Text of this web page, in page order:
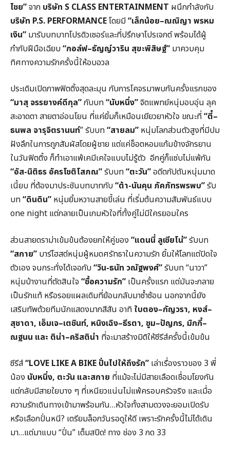
ไชย”จาก บริษัท S CLASS ENTERTAINMENT ผนึกกำลังกับ
บริษัท P.S. PERFORMANCEโดยมี“เล็กน้อย–ณณิญา พรหม
เงิน” มารับบทบาทโปรดิวเซอร์และที่ปรึกษาโปรเจกต์ พร้อมได้ผู้
กำกับฝีมือเฉียบ“กอล์ฟ–ธัญญ์วาริน สุขะพิสิษฐ์” มาควบคุม
ทิศทางความรักครั้งนี้ให้อบอวล
ประเดิมเปิดภาพฟิตติ้งสุดละมุน กับการโคจรมาพบกันครั้งแรกของ
“มาสุ จรรยางค์ดีกุล”กับบท“นับหนึ่ง”จิตแพทย์หนุ่มอบอุ่น ลุค
สะอาดตา สายตาอ่อนโยน ที่แค่ยิ้มก็เหมือนเยียวยาหัวใจ ขณะที่“ตี๋–
ธนพล จารุจิตรานนท์” รับบท“สายลม” หนุ่มโลกส่วนตัวสูงที่มีปม
ฝังลึกในการถูกสัมผัสโดยผู้ชาย แต่แค่ช็อตหอมแก้มข้างจักรยาน
ในวันฟิตติ้ง ก็ทำเอาแพ้เคมีเคใจแบบไม่รู้ตัว อีกคู่ก็แซ่บไม่แพ้กัน
“อัส-นิติธร อัครโชติโสภณ”รับบท“ตะวัน”อดีตกัปตันหนุ่มมาด
เนี้ยบ ที่ต้องมาประชันบทบาทกับ“ต้า-นันคุน ภัคภัทรพรพบ”รับ
บท“ดินดิน” หนุ่มยิ้มหวานสายขี้เล่น ที่เริ่มต้นความสัมพันธ์แบบ
one night แต่กลายเป็นเกมหัวใจที่ทั้งคู่ไม่มีใครยอมใคร
ส่วนสายดราม่าเข้มข้นต้องยกให้คู่ของ “แดนนี่ ลูเซียโน่”รับบท
“สกาย” บาร์โฮสต์หนุ่มผู้หมดศรัทธาในความรัก ยิ้มให้โลกแต่ปิดใจ
ตัวเอง จนกระทั่งได้เจอกับ“วิน-ธนัท วณัฐพงศ์”รับบท “นาวา”
หนุ่มบ้างานที่ตัดสินใจ “ซื้อความรัก” เป็นครั้งแรก แต่มันจะกลาย
เป็นรักแท้ หรือรอยแผลเดิมที่ย้อนกลับมาซ้ำซ้อน นอกจากนี้ยัง
เสริมทัพด้วยทีมนักแสดงมากสีสัน อาทิ ใบตอง–กัญวรา, หงส์–
สุชาดา, เอ็มเจ–เตชินท์, หนิงเฉิง–ธีรตา, ซูม–ปัญกร, มิกกี้–
ณฐนน และ ติน่า–คริสติน่า ที่จะมาสร้างมิติให้ซีรีส์ครั้งนี้เข้มข้น
ซีรีส์“LOVE LIKE A BIKE ปั่นไปให้ถึงรัก” เล่าเรื่องราวของ 3 พี่
น้อง นับหนึ่ง, ตะวัน และสกาย ที่แม้จะไม่มีสายเลือดเชื่อมโยงกัน
แต่กลับมีสายใยบาง ๆ ที่เหนียวแน่นไม่แพ้ครอบครัวจริง และเมื่อ
ความรักเดินทางเข้ามาพร้อมกัน…หัวใจทั้งสามดวงจะยอมเปิดรับ
หรือเลือกปั่นหนี? เตรียมล็อกวันรอดูให้ดี เพราะรักครั้งนี้ไม่ได้เดิน
มา…แต่มาแบบ “ปั่น” เต็มสปีด! ทาง ช่อง 3 กด 33